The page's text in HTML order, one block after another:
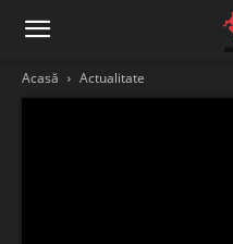
Acasă Actualitate